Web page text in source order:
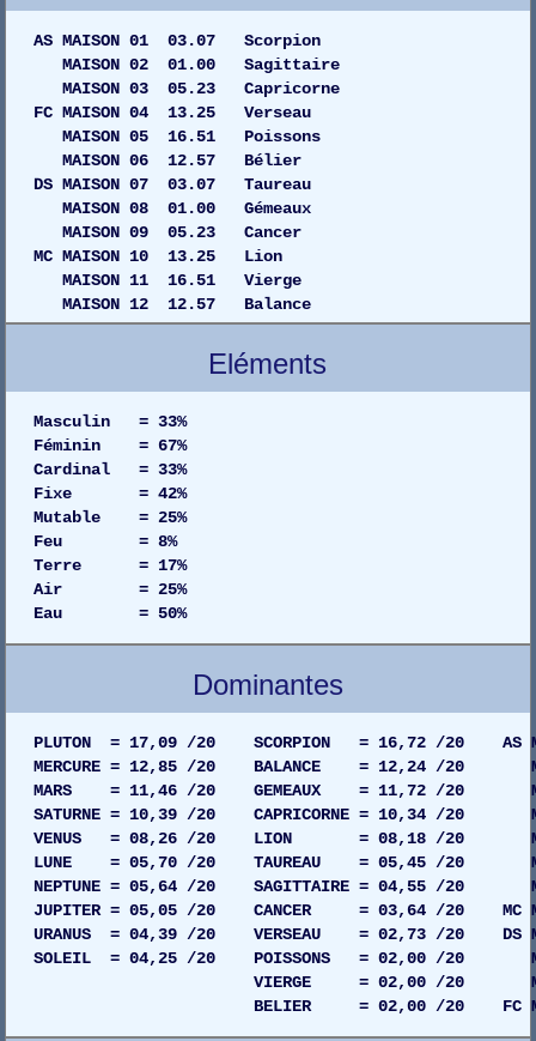
AS MAISON 01 03.07 Scorpion
MAISON 02 01.00 Sagittaire
MAISON 03 05.23 Capricorne
FC MAISON 04 13.25 Verseau
MAISON 05 16.51 Poissons
MAISON 06 12.57 Bélier
DS MAISON 07 03.07 Taureau
MAISON 08 01.00 Gémeaux
MAISON 09 05.23 Cancer
MC MAISON 10 13.25 Lion
MAISON 11 16.51 Vierge
MAISON 12 12.57 Balance
Eléments
Masculin = 33%
Féminin = 67%
Cardinal = 33%
Fixe = 42%
Mutable = 25%
Feu = 8%
Terre = 17%
Air = 25%
Eau = 50%
Dominantes
PLUTON = 17,09 /20 SCORPION = 16,72 /20 AS
MERCURE = 12,85 /20 BALANCE = 12,24 /20
MARS = 11,46 /20 GEMEAUX = 11,72 /20
SATURNE = 10,39 /20 CAPRICORNE = 10,34 /20
VENUS = 08,26 /20 LION = 08,18 /20
LUNE = 05,70 /20 TAUREAU = 05,45 /20
NEPTUNE = 05,64 /20 SAGITTAIRE = 04,55 /20
JUPITER = 05,05 /20 CANCER = 03,64 /20 MC
URANUS = 04,39 /20 VERSEAU = 02,73 /20 DS
SOLEIL = 04,25 /20 POISSONS = 02,00 /20
VIERGE = 02,00 /20 MAISON
BELIER = 02,00 /20 FC MAISON